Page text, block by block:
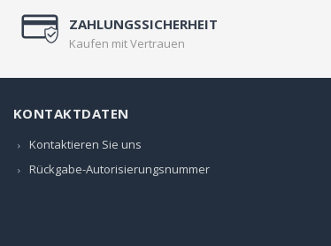
ZAHLUNGSSICHERHEIT
Kaufen mit Vertrauen
KONTAKTDATEN
Kontaktieren Sie uns
Rückgabe-Autorisierungsnummer